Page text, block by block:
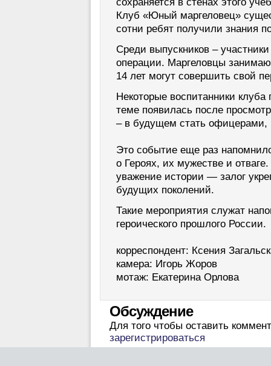
Клуб «Юный маргеловец»
сотни ребят получили знания
Среди выпускников –
операции. Маргеловцы
14 лет могут совершить свой
Некоторые воспитанники клуба
теме появилась после
– в будущем стать офицерами,
Это событие еще раз
о Героях, их мужестве и
уважение истории — залог
будущих поколений.
Такие мероприятия служат
героического прошлого России.
корреспондент: Ксения
камера: Игорь Жоров
мотаж: Екатерина Орлова
Обсуждение
Для того чтобы оставить
зарегистрироваться